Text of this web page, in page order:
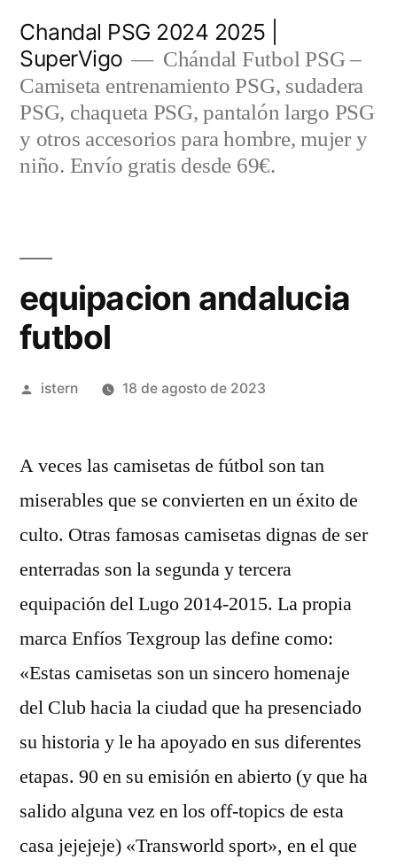
contenido
Chandal PSG 2024 2025 |
SuperVigo
Chándal Futbol PSG –
Camiseta entrenamiento PSG, sudadera
PSG, chaqueta PSG, pantalón largo PSG
y otros accesorios para hombre, mujer y
niño. Envío gratis desde 69€.
equipacion andalucia
futbol
Publicado
istern 18 de agosto de 2023
A veces las camisetas de fútbol son tan
miserables que se convierten en un éxito de
culto. Otras famosas camisetas dignas de ser
enterradas son la segunda y tercera
equipación del Lugo 2014-2015. La propia
marca Enfíos Texgroup las define como:
«Estas camisetas son un sincero homenaje
del Club hacia la ciudad que ha presenciado
su historia y le ha apoyado en sus diferentes
etapas. 90 en su emisión en abierto (y que ha
salido alguna vez en los off-topics de esta
casa jejejeje) «Transworld sport», en el que